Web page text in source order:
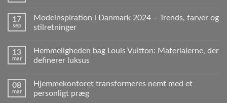
17
sep
Modeinspiration i Danmark 2024 – Trends, farver og
stilretninger
13
mar
Hemmeligheden bag Louis Vuitton: Materialerne, der
definerer luksus
08
mar
Hjemmekontoret transformeres nemt med et
personligt præg